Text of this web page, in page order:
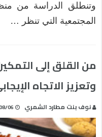
وتنطلق الدراسة من
المجتمعية التي تنظر …
من القلق إلى
وتعزيز الاتجاه
نوف بنت مطارد الشمري 06